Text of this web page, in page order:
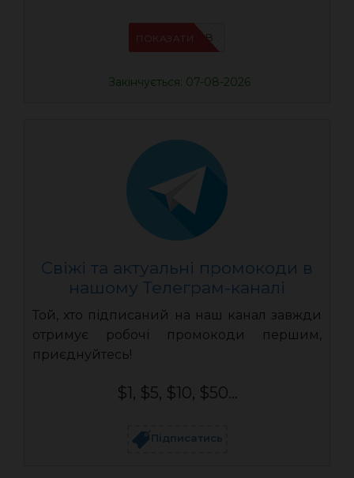
IFPIMPAB
ПОКАЗАТИ
Закінчується: 07-08-2026
Свіжі та актуальні промокоди в
нашому Телеграм-каналі
Той, хто підписаний на наш канал завжди
отримує робочі промокоди першим,
приєднуйтесь!
$1, $5, $10, $50...
Підписатись